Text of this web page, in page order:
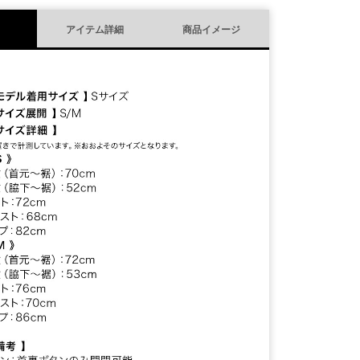
アイテム詳細 商品イメージ